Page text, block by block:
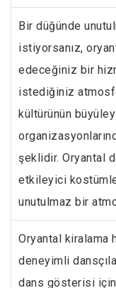
Bir düğünde
istiyorsanız,
edeceğiniz bir
istediğiniz
kültürünün
şeklidir. Oryantal
etkileyici
unutulmaz bir
Oryantal kiralama
deneyimli
dans gösterisi için